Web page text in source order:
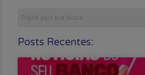
Posts Recentes: